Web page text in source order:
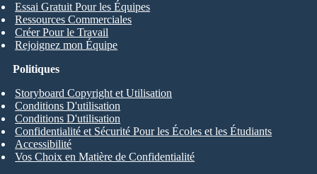
Essai Gratuit Pour les Équipes
Ressources Commerciales
Créer Pour le Travail
Rejoignez mon Équipe
Politiques
Storyboard Copyright et Utilisation
Conditions D'utilisation
Conditions D'utilisation
Confidentialité et Sécurité Pour les Écoles et les Étudiants
Accessibilité
Vos Choix en Matière de Confidentialité